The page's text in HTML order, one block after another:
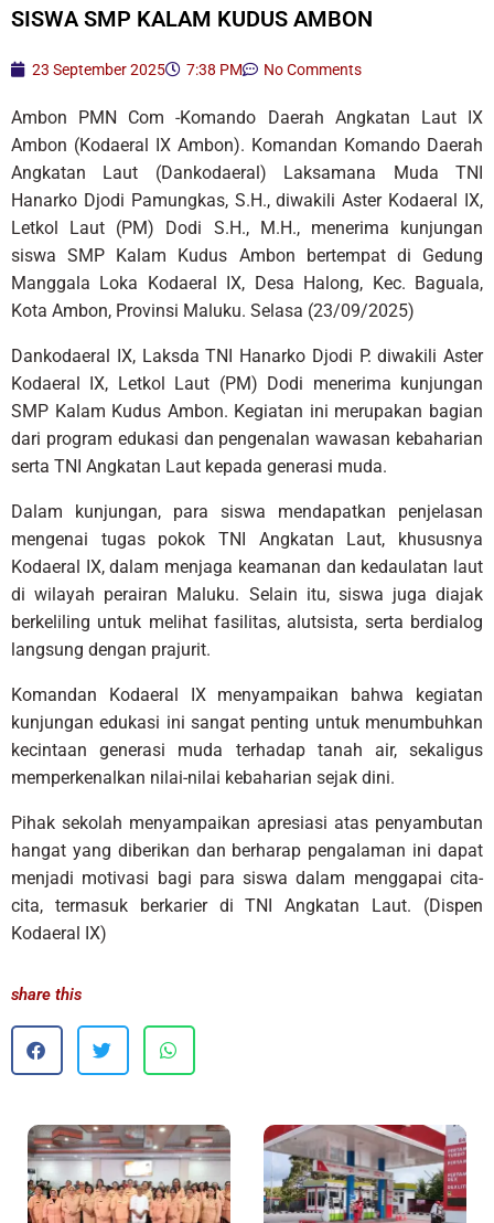
SISWA SMP KALAM KUDUS AMBON
23 September 2025 7:38 PM No Comments
Ambon PMN Com -Komando Daerah Angkatan Laut IX
Ambon (Kodaeral IX Ambon). Komandan Komando Daerah
Angkatan Laut (Dankodaeral) Laksamana Muda TNI
Hanarko Djodi Pamungkas, S.H., diwakili Aster Kodaeral IX,
Letkol Laut (PM) Dodi S.H., M.H., menerima kunjungan
siswa SMP Kalam Kudus Ambon bertempat di Gedung
Manggala Loka Kodaeral IX, Desa Halong, Kec. Baguala,
Kota Ambon, Provinsi Maluku. Selasa (23/09/2025)
Dankodaeral IX, Laksda TNI Hanarko Djodi P. diwakili Aster
Kodaeral IX, Letkol Laut (PM) Dodi menerima kunjungan
SMP Kalam Kudus Ambon. Kegiatan ini merupakan bagian
dari program edukasi dan pengenalan wawasan kebaharian
serta TNI Angkatan Laut kepada generasi muda.
Dalam kunjungan, para siswa mendapatkan penjelasan
mengenai tugas pokok TNI Angkatan Laut, khususnya
Kodaeral IX, dalam menjaga keamanan dan kedaulatan laut
di wilayah perairan Maluku. Selain itu, siswa juga diajak
berkeliling untuk melihat fasilitas, alutsista, serta berdialog
langsung dengan prajurit.
Komandan Kodaeral IX menyampaikan bahwa kegiatan
kunjungan edukasi ini sangat penting untuk menumbuhkan
kecintaan generasi muda terhadap tanah air, sekaligus
memperkenalkan nilai-nilai kebaharian sejak dini.
Pihak sekolah menyampaikan apresiasi atas penyambutan
hangat yang diberikan dan berharap pengalaman ini dapat
menjadi motivasi bagi para siswa dalam menggapai cita-
cita, termasuk berkarier di TNI Angkatan Laut. (Dispen
Kodaeral IX)
share this